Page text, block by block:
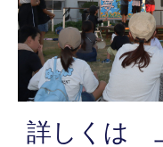
詳しくは